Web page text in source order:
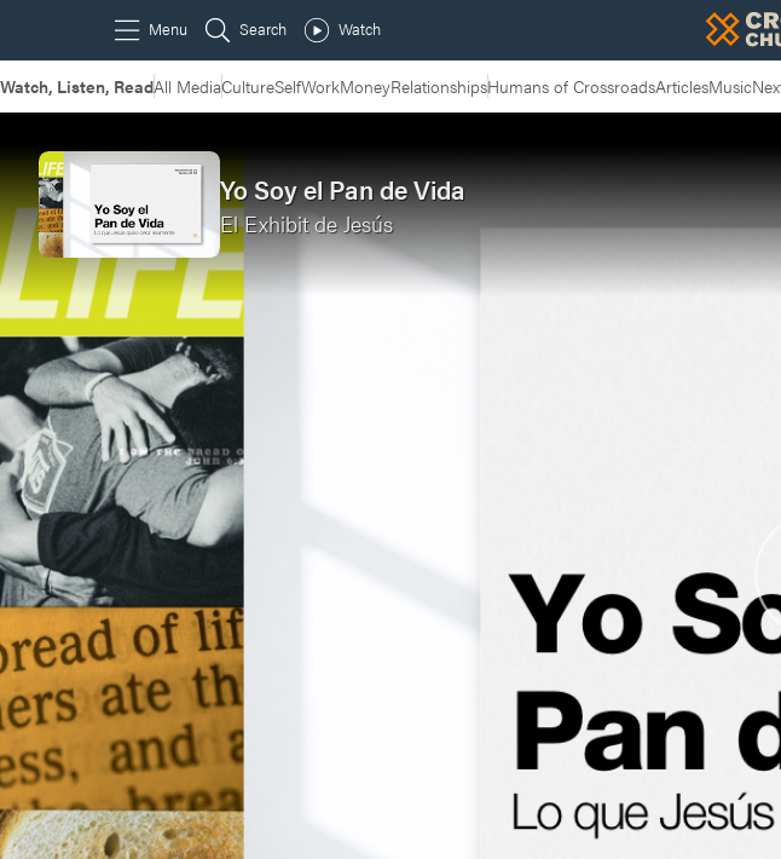
Watch, Listen, ReadAll MediaCultureSelfWorkMoneyRelationshipsHumans of CrossroadsArticlesMusic
Yo Soy el Pan de Vida
El Exhibit de Jesús